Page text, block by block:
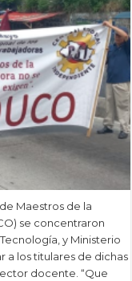
Maestros de la
se concentraron
y Ministerio
a los titulares de dichas
docente. “Que